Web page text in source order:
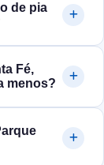
de pia
Fé,
menos?